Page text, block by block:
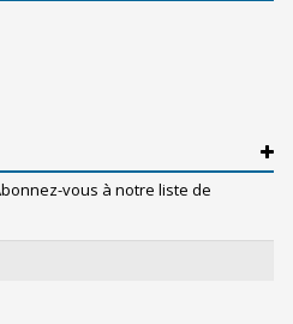
vous à notre liste de